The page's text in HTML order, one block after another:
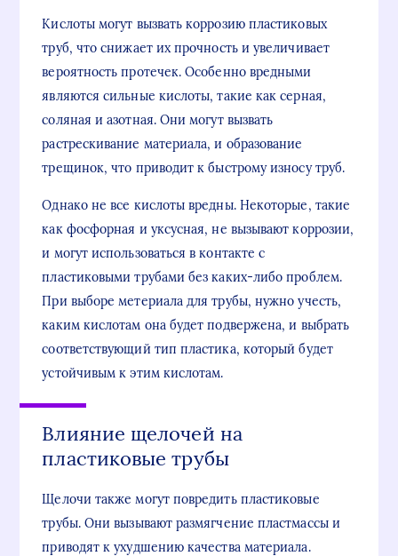
Кислоты могут вызвать коррозию пластиковых
труб, что снижает их прочность и увеличивает
вероятность протечек. Особенно вредными
являются сильные кислоты, такие как серная,
соляная и азотная. Они могут вызвать
растрескивание материала, и образование
трещинок, что приводит к быстрому износу труб.
Однако не все кислоты вредны. Некоторые, такие
как фосфорная и уксусная, не вызывают коррозии,
и могут использоваться в контакте с
пластиковыми трубами без каких-либо проблем.
При выборе метериала для трубы, нужно учесть,
каким кислотам она будет подвержена, и выбрать
соответствующий тип пластика, который будет
устойчивым к этим кислотам.
Влияние щелочей на
пластиковые трубы
Щелочи также могут повредить пластиковые
трубы. Они вызывают размягчение пластмассы и
приводят к ухудшению качества материала.